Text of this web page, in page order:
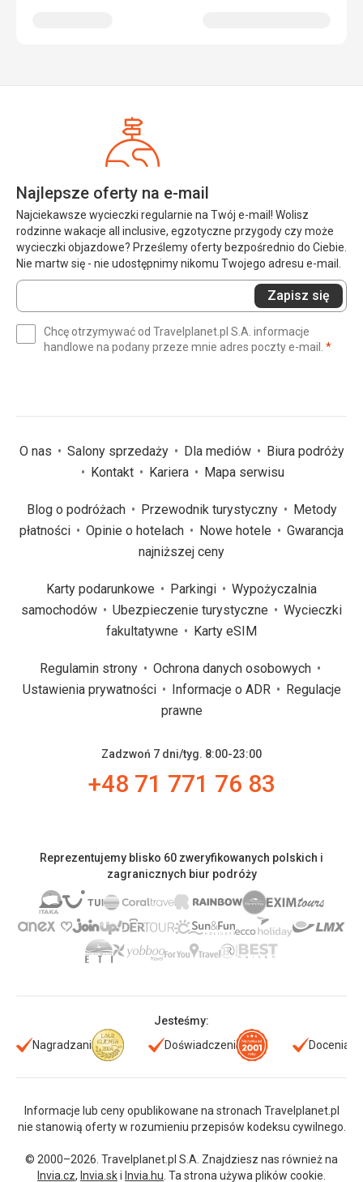
Najlepsze oferty na e-mail
Najciekawsze wycieczki regularnie na Twój e-mail! Wolisz
rodzinne wakacje all inclusive, egzotyczne przygody czy może
wycieczki objazdowe? Prześlemy oferty bezpośrednio do Ciebie.
Nie martw się - nie udostępnimy nikomu Twojego adresu e-mail.
Wprowadź
swój
(wymagane)
Zapisz się
Chcę otrzymywać od Travelplanet.pl S.A. informacje
handlowe na podany przeze mnie adres poczty e-mail. *
O nas Salony sprzedaży Dla mediów
Biura podróży
Kontakt
Kariera Mapa serwisu
Blog o podróżach Przewodnik turystyczny
Metody
płatności
Opinie o hotelach Nowe hotele
Gwarancja
najniższej ceny
Karty podarunkowe Parkingi
Wypożyczalnia
samochodów
Ubezpieczenie turystyczne
Wycieczki
fakultatywne
Karty eSIM
Regulamin strony
Ochrona danych osobowych
Ustawienia prywatności
Informacje o ADR
Regulacje
prawne
Zadzwoń 7 dni/tyg. 8:00-23:00
+48 71 771 76 83
Reprezentujemy blisko 60 zweryfikowanych polskich i
zagranicznych biur podróży
Jesteśmy:
Nagradzani
Doświadczeni Doceniani
Informacje lub ceny opublikowane na stronach Travelplanet.pl
nie stanowią oferty w rozumieniu przepisów kodeksu cywilnego.
© 2000–2026. Travelplanet.pl S.A. Znajdziesz nas również na
Invia.cz, Invia.ski Invia.hu . Ta strona używa plików cookie.